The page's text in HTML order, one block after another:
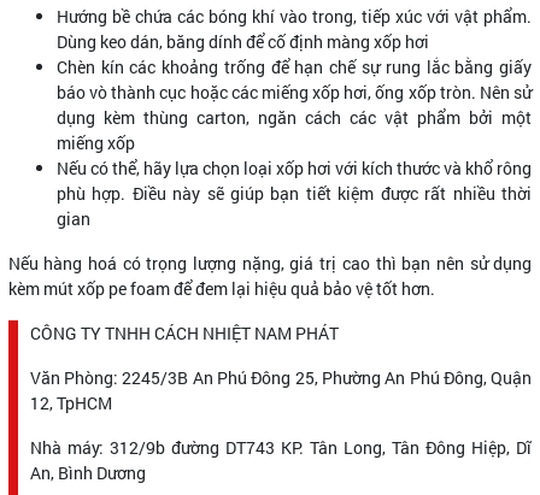
Hướng bề chứa các bóng khí vào trong, tiếp xúc với vật phẩm.
Dùng keo dán, băng dính để cố định màng xốp hơi
Chèn kín các khoảng trống để hạn chế sự rung lắc bằng giấy
báo vò thành cục hoặc các miếng xốp hơi, ống xốp tròn. Nên sử
dụng kèm thùng carton, ngăn cách các vật phẩm bởi một
miếng xốp
Nếu có thể, hãy lựa chọn loại xốp hơi với kích thước và khổ rông
phù hợp. Điều này sẽ giúp bạn tiết kiệm được rất nhiều thời
gian
Nếu hàng hoá có trọng lượng nặng, giá trị cao thì bạn nên sử dụng
kèm mút xốp pe foam để đem lại hiệu quả bảo vệ tốt hơn.
CÔNG TY TNHH CÁCH NHIỆT NAM PHÁT
Văn Phòng: 2245/3B An Phú Đông 25, Phường An Phú Đông, Quận
12, TpHCM
Nhà máy: 312/9b đường DT743 KP. Tân Long, Tân Đông Hiệp, Dĩ
An, Bình Dương